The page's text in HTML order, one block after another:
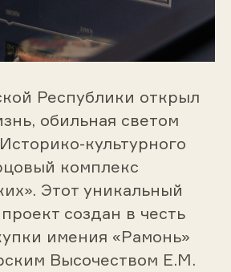
Республики открыл
обильная светом
культурного
комплекс
Этот уникальный
создан в честь
имения «Рамонь»
Высочеством Е.М.